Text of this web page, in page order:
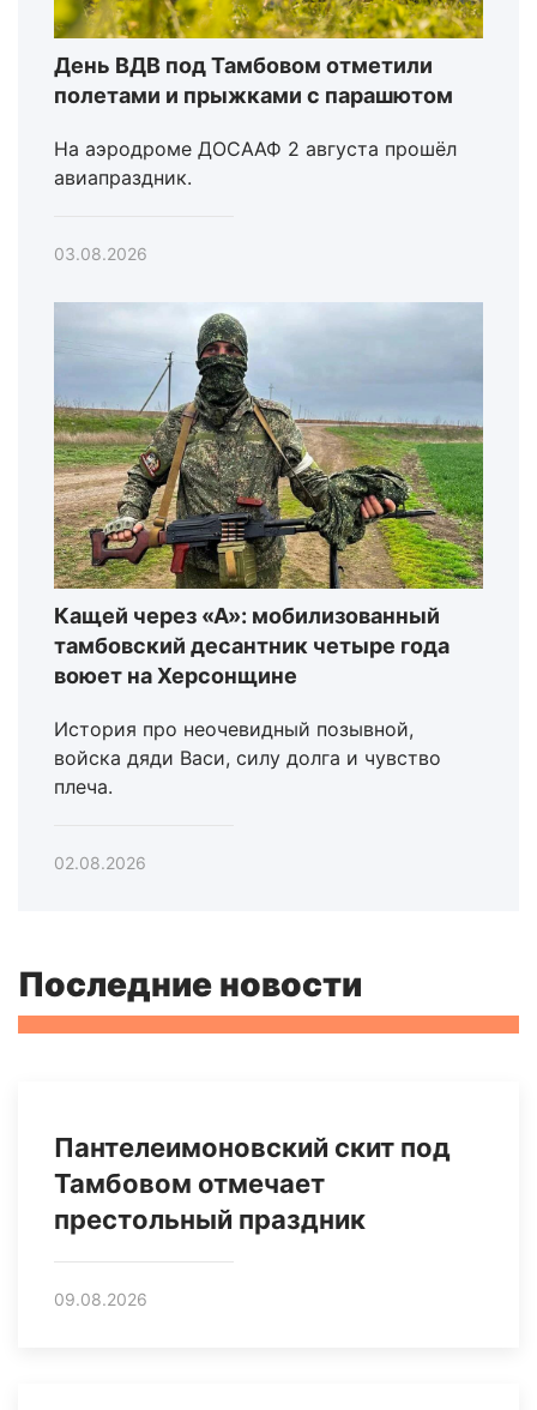
День ВДВ под Тамбовом отметили
полетами и прыжками с парашютом
На аэродроме ДОСААФ 2 августа прошёл
авиапраздник.
03.08.2026
Кащей через «А»: мобилизованный
тамбовский десантник четыре года
воюет на Херсонщине
История про неочевидный позывной,
войска дяди Васи, силу долга и чувство
плеча.
02.08.2026
Последние новости
Пантелеимоновский скит под
Тамбовом отмечает
престольный праздник
09.08.2026